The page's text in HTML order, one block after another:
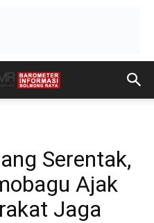
Serentak,
Ajak
Jaga